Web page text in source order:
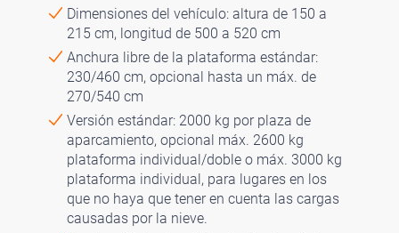
Dimensiones del vehículo: altura de 150 a
215 cm, longitud de 500 a 520 cm
Anchura libre de la plataforma estándar:
230/460 cm, opcional hasta un máx. de
270/540 cm
Versión estándar: 2000 kg por plaza de
aparcamiento, opcional máx. 2600 kg
plataforma individual/doble o máx. 3000 kg
plataforma individual, para lugares en los
que no haya que tener en cuenta las cargas
causadas por la nieve.